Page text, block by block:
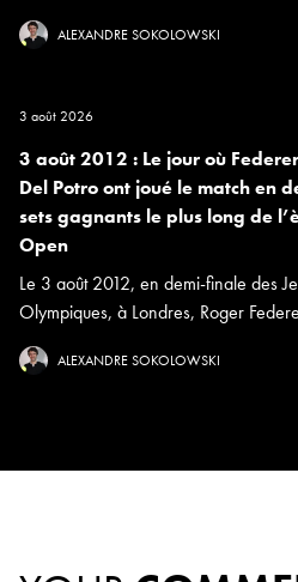
ALEXANDRE SOKOLOWSKI
3 août 2026
3 août 2012 : Le jour où
Del Potro ont joué le match en
sets gagnants le plus long de
Open
Le 3 août 2012, en demi-finale des
Olympiques, à Londres, Roger
ALEXANDRE SOKOLOWSKI